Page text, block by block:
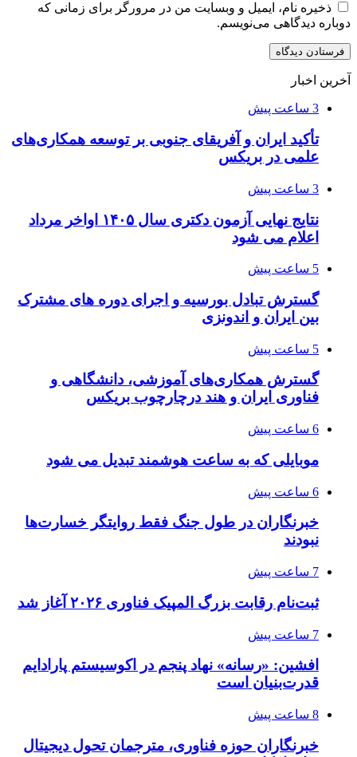
ذخیره نام، ایمیل و وبسایت من در مرورگر برای زمانی که
دوباره دیدگاهی می‌نویسم.
آخرین اخبار
3 ساعت پیش
تأکید ایران و آفریقای جنوبی بر توسعه همکاری‌های
علمی در بریکس
3 ساعت پیش
نتایج نهایی آزمون دکتری سال ۱۴۰۵ اواخر مرداد
اعلام می شود
5 ساعت پیش
گسترش تبادل بورسیه و اجرای دوره های مشترک
بین ایران و اندونزی
5 ساعت پیش
گسترش همکاری‌های آموزشی، دانشگاهی و
فناوری ایران و هند درچارچوب بریکس
6 ساعت پیش
موبایلی که به ساعت هوشمند تبدیل می شود
6 ساعت پیش
خبرنگاران در طول جنگ فقط روایتگر خسارت‌ها
نبودند
7 ساعت پیش
ثبت‌نام رقابت بزرگ المپیک فناوری ۲۰۲۶ آغاز شد
7 ساعت پیش
افشین: «رسانه» نهاد پنجم در اکوسیستم پارادایم
قدرت‌بنیان است
8 ساعت پیش
خبرنگاران حوزه فناوری، مترجمان تحول دیجیتال